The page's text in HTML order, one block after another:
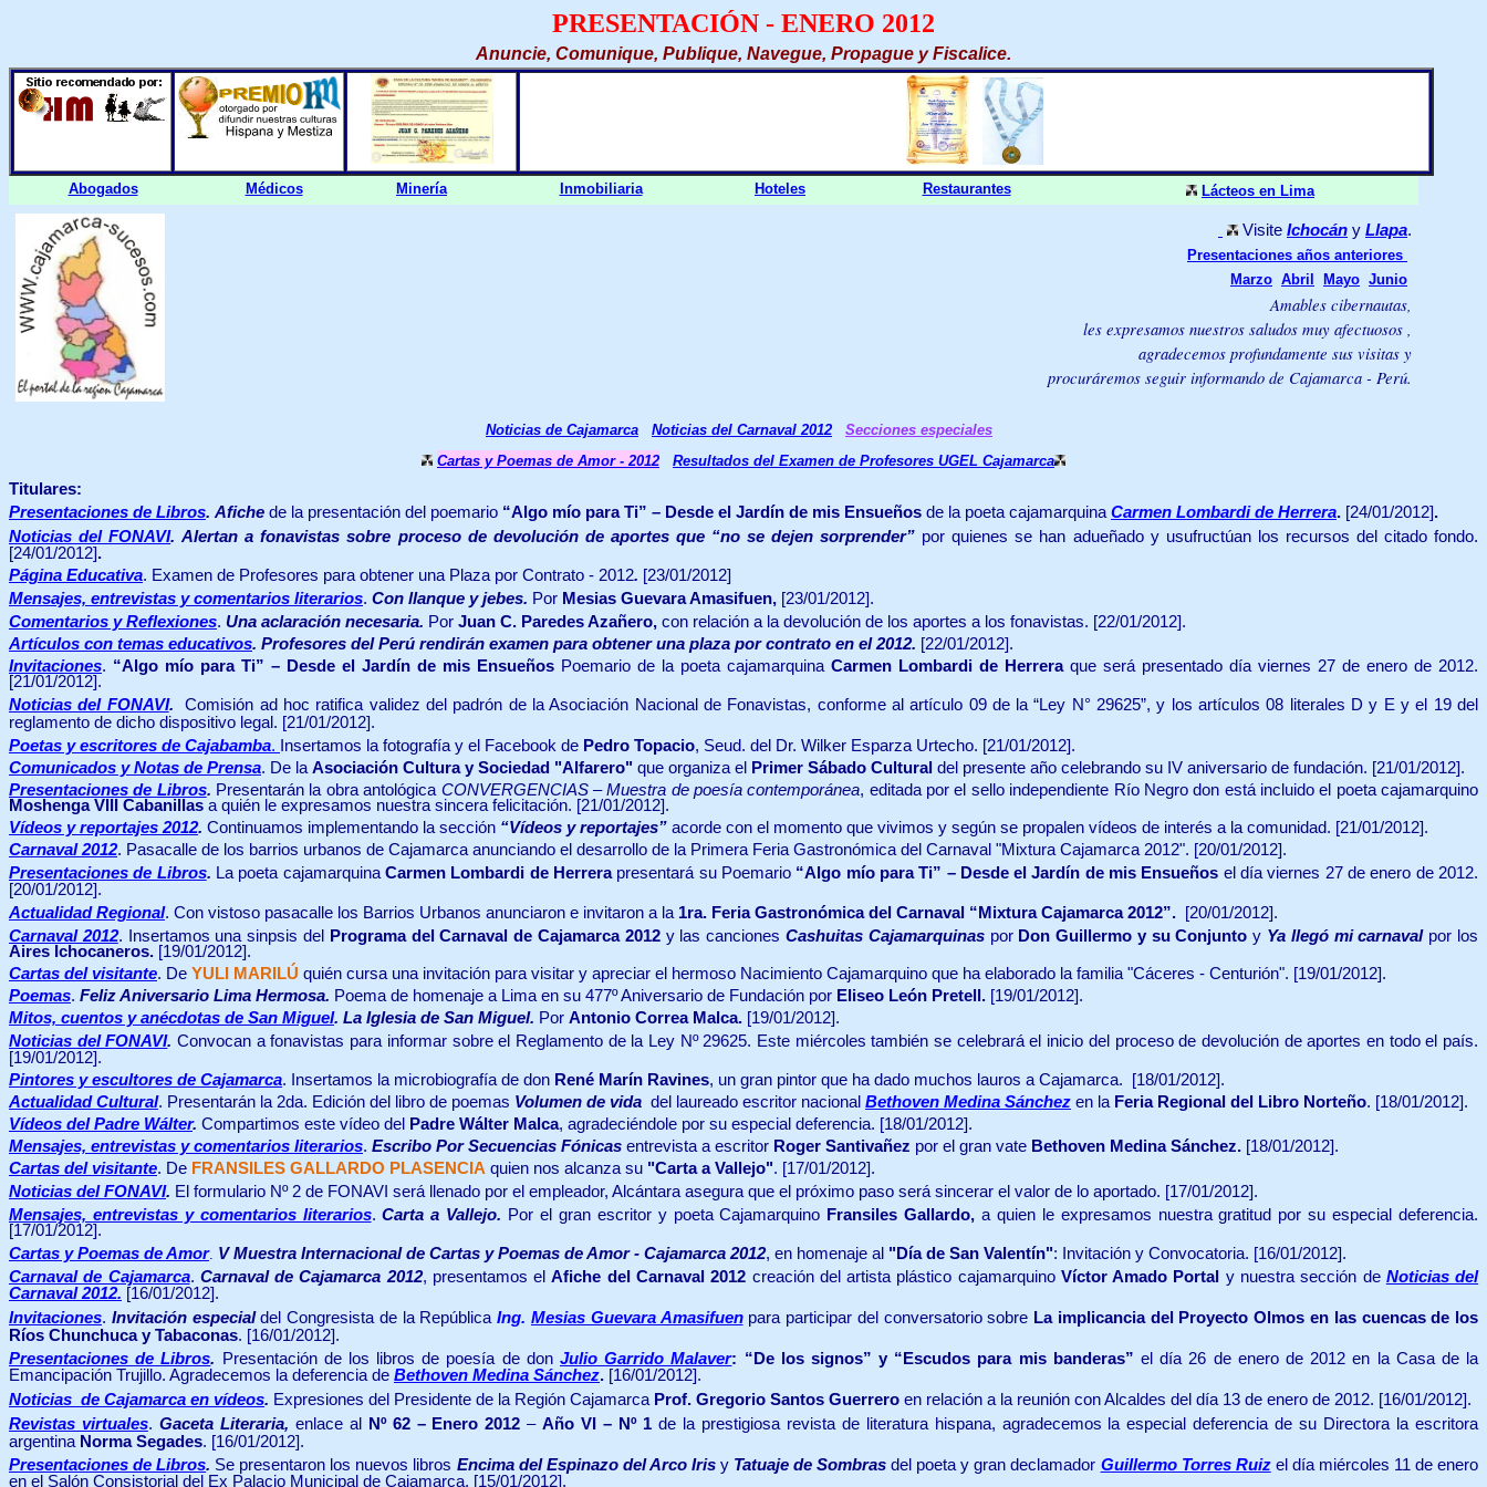
PRESENTACIÓN - ENERO 2012
Anuncie, Comunique, Publique, Navegue, Propague y Fiscalice.
Abogados Médicos Minería Inmobiliaria Hoteles Restaurantes Lácteos en Lima
Visite Ichocán y Llapa.
Presentaciones años anteriores
Marzo Abril Mayo Junio
Amables cibernautas,
les expresamos nuestros saludos muy afectuosos ,
agradecemos profundamente sus visitas y
procuráremos seguir informando de Cajamarca - Perú.
Noticias de Cajamarca Noticias del Carnaval 2012
Secciones especiales
Cartas y Poemas de Amor - 2012
Resultados del Examen de Profesores UGEL Cajamarca
Titulares:
Presentaciones de Libros. Afiche de la presentación del poemario “Algo mío para Ti” – Desde el Jardín de mis Ensueños de la poeta cajamarquina Carmen Lombardi de Herrera. [24/01/2012].
Noticias del FONAVI.Alertan a fonavistas sobre proceso de devolución de aportes que “no se dejen sorprender” por quienes se han adueñado y usufructúan los recursos del citado fondo.
[24/01/2012].
Página Educativa. Examen de Profesores para obtener una Plaza por Contrato - 2012. [23/01/2012]
Mensajes, entrevistas y comentarios literarios. Con llanque y jebes. Por Mesias Guevara Amasifuen, [23/01/2012].
Comentarios y Reflexiones. Una aclaración necesaria. Por Juan C. Paredes Azañero, con relación a la devolución de los aportes a los fonavistas. [22/01/2012].
Artículos con temas educativos. Profesores del Perú rendirán examen para obtener una plaza por contrato en el 2012. [22/01/2012].
Invitaciones. “Algo mío para Ti” – Desde el Jardín de mis Ensueños Poemario de la poeta cajamarquina Carmen Lombardi de Herrera que será presentado día viernes 27 de enero de 2012.
[21/01/2012].
Noticias del FONAVI.Comisión ad hoc ratifica validez del padrón de la Asociación Nacional de Fonavistas, conforme al artículo 09 de la “Ley N° 29625”, y los artículos 08 literales D y E y el 19 del
reglamento de dicho dispositivo legal. [21/01/2012].
Poetas y escritores de Cajabamba. Insertamos la fotografía y el Facebook de Pedro Topacio, Seud. del Dr. Wilker Esparza Urtecho. [21/01/2012].
Comunicados y Notas de Prensa. De la Asociación Cultura y Sociedad "Alfarero" que organiza el Primer Sábado Cultural del presente año celebrando su IV aniversario de fundación. [21/01/2012].
Presentaciones de Libros. Presentarán la obra antológica CONVERGENCIAS – Muestra de poesía contemporánea, editada por el sello independiente Río Negro don está incluido el poeta cajamarquino
Moshenga VIII Cabanillas a quién le expresamos nuestra sincera felicitación. [21/01/2012].
Vídeos y reportajes 2012. Continuamos implementando la sección “Vídeos y reportajes” acorde con el momento que vivimos y según se propalen vídeos de interés a la comunidad. [21/01/2012].
Carnaval 2012. Pasacalle de los barrios urbanos de Cajamarca anunciando el desarrollo de la Primera Feria Gastronómica del Carnaval "Mixtura Cajamarca 2012". [20/01/2012].
Presentaciones de Libros. La poeta cajamarquina Carmen Lombardi de Herrerapresentará su Poemario “Algo mío para Ti” – Desde el Jardín de mis Ensueños el día viernes 27 de enero de 2012.
[20/01/2012].
Actualidad Regional. Con vistoso pasacalle los Barrios Urbanos anunciaron e invitaron a la 1ra. Feria Gastronómica del Carnaval “Mixtura Cajamarca 2012”.
[20/01/2012].
Carnaval 2012. Insertamos una sinpsis del Programa del Carnaval de Cajamarca 2012y las canciones Cashuitas Cajamarquinas por Don Guillermo y su Conjunto y Ya llegó mi carnaval por los
Aires Ichocaneros. [19/01/2012].
Cartas del visitante. De YULI MARILÚ quién cursa una invitación para visitar y apreciar el hermoso Nacimiento Cajamarquino que ha elaborado la familia "Cáceres - Centurión". [19/01/2012].
Poemas. Feliz Aniversario Lima Hermosa. Poema de homenaje a Lima en su 477º Aniversario de Fundación por Eliseo León Pretell. [19/01/2012].
Mitos, cuentos y anécdotas de San Miguel. La Iglesia de San Miguel. Por Antonio Correa Malca. [19/01/2012].
Noticias del FONAVI.Convocan a fonavistas para informar sobre el Reglamento de la Ley Nº 29625. Este miércoles también se celebrará el inicio del proceso de devolución de aportes en todo el país.
[19/01/2012].
Pintores y escultores de Cajamarca. Insertamos la microbiografía de don René Marín Ravines, un gran pintor que ha dado muchos lauros a Cajamarca.
[18/01/2012].
Actualidad Cultural. Presentarán la 2da. Edición del libro de poemas Volumen de vida del laureado escritor nacional Bethoven Medina Sánchez en la Feria Regional del Libro Norteño. [18/01/2012].
Vídeos del Padre Wálter. Compartimos este vídeo del Padre Wálter Malca, agradeciéndole por su especial deferencia. [18/01/2012].
Mensajes, entrevistas y comentarios literarios. Escribo Por Secuencias Fónicas entrevista a escritor Roger Santivañez por el gran vate Bethoven Medina Sánchez. [18/01/2012].
Cartas del visitante. De FRANSILES GALLARDO PLASENCIA quien nos alcanza su "Carta a Vallejo". [17/01/2012].
Noticias del FONAVI. El formulario Nº 2 de FONAVI será llenado por el empleador, Alcántara asegura que el próximo paso será sincerar el valor de lo aportado. [17/01/2012].
Mensajes, entrevistas y comentarios literarios.Carta a Vallejo. Por el gran escritor y poeta Cajamarquino Fransiles Gallardo, a quien le expresamos nuestra gratitud por su especial deferencia.
[17/01/2012].
Cartas y Poemas de Amor. V Muestra Internacional de Cartas y Poemas de Amor - Cajamarca 2012, en homenaje al "Día de San Valentín": Invitación y Convocatoria. [16/01/2012].
Carnaval de Cajamarca. Carnaval de Cajamarca 2012, presentamos elAfiche del Carnaval 2012 creación del artista plástico cajamarquino Víctor Amado Portal y nuestra sección de Noticias del
Carnaval 2012. [16/01/2012].
Invitaciones. Invitación especialdel Congresista de la RepúblicaIng. Mesias Guevara Amasifuen para participar del conversatorio sobre La implicancia del Proyecto Olmos en las cuencas de los
Ríos Chunchuca y Tabaconas. [16/01/2012].
Presentaciones de Libros. Presentación de los libros de poesía de donJulio Garrido Malaver: “De los signos” y “Escudos para mis banderas” el día 26 de enero de 2012 en la Casa de la
Emancipación Trujillo. Agradecemos la deferencia de Bethoven Medina Sánchez. [16/01/2012].
Noticias de Cajamarca en vídeos. Expresiones del Presidente de la Región Cajamarca Prof. Gregorio Santos Guerrero en relación a la reunión con Alcaldes del día 13 de enero de 2012. [16/01/2012].
Revistas virtuales. Gaceta Literaria, enlace al Nº 62 – Enero 2012 –Año VI – Nº 1 de la prestigiosa revista de literatura hispana, agradecemos la especial deferencia de su Directora la escritora
argentina Norma Segades. [16/01/2012].
Presentaciones de Libros. Se presentaron los nuevos libros Encima del Espinazo del Arco Irisy Tatuaje de Sombras del poeta y gran declamador Guillermo Torres Ruiz el día miércoles 11 de enero
en el Salón Consistorial del Ex Palacio Municipal de Cajamarca. [15/01/2012].